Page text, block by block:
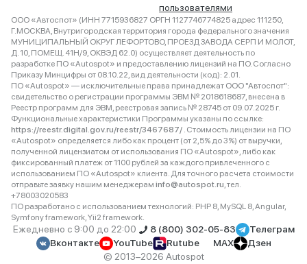
пользователями
ООО «Автоспот» (ИНН 7715936827 ОРГН 1127746774825 адрес 111250,
Г.МОСКВА, Внутригородская территория города федерального значения
МУНИЦИПАЛЬНЫЙ ОКРУГ ЛЕФОРТОВО, ПРОЕЗД ЗАВОДА СЕРП И МОЛОТ,
Д. 10, ПОМЕЩ. 41Н/9, ОКВЭД 62.0) осуществляет деятельность по
разработке ПО «Autospot» и предоставлению лицензий на ПО. Согласно
Приказу Минцифры от 08.10.22, вид деятельности (код): 2.01.
ПО «Autospot» — исключительные права принадлежат ООО "Автоспот":
свидетельство о регистрации программы ЭВМ № 2018618687, внесена в
Реестр программ для ЭВМ, реестровая запись № 28745 от 09.07.2025 г.
Функциональные характеристики Программы указаны по ссылке:
https://reestr.digital.gov.ru/reestr/3467687/ . Стоимость лицензии на ПО
«Autospot» определяется либо как процент (от 2,5% до 3%) от выручки,
полученной лицензиатом от использования ПО «Autospot», либо как
фиксированный платеж от 1100 рублей за каждого привлеченного с
использованием ПО «Autospot» клиента. Для точного расчета стоимости
отправьте заявку нашим менеджерам info@autospot.ru, тел.
+78003020583
ПО разработано с использованием технологий: PHP 8, MySQL 8, Angular,
Symfony framework, Yii2 framework.
Ежедневно с 9:00 до 22:00 8 (800) 302-05-83
Телеграм
Вконтакте
YouTube Rutube MAX
Дзен
© 2013–2026 Autospot